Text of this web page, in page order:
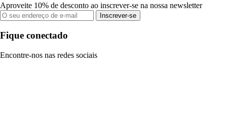
Aproveite 10% de desconto ao inscrever-se na nossa newsletter
Inscrever-se
Fique conectado
Encontre-nos nas redes sociais